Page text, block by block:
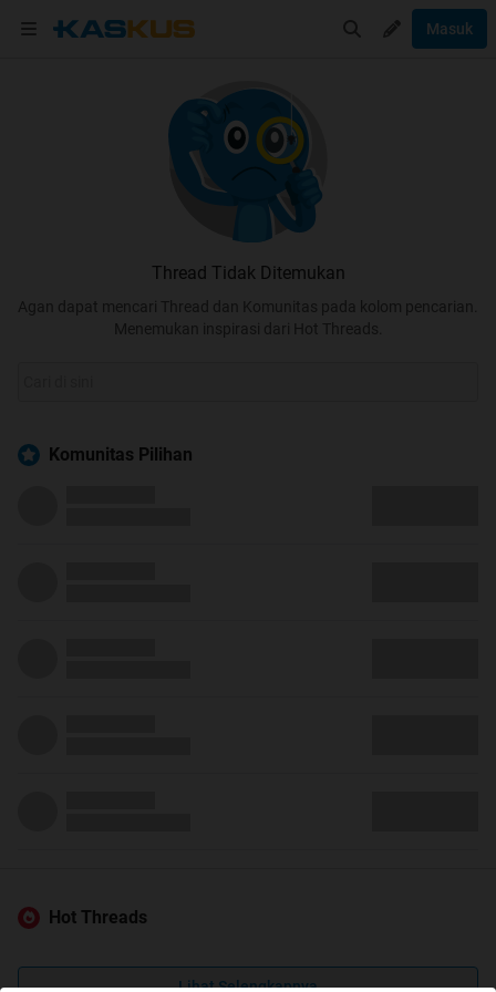
Masuk
Thread Tidak Ditemukan
Agan dapat mencari Thread dan Komunitas pada kolom pencarian.
Menemukan inspirasi dari Hot Threads.
Komunitas Pilihan
Hot Threads
Lihat Selengkapnya